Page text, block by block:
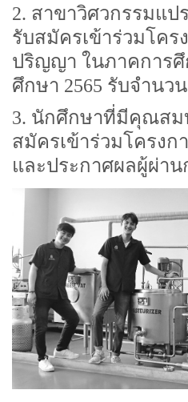
2. สาขาวิศวกรรมแป
รับสมัครเข้าร่วมโคร
ปริญญา ในภาคการ
ศึกษา 2565 รับจำนว
3. นักศึกษาที่มีคุณส
สมัครเข้าร่วมโครง
และประกาศผลผู้ผ่าน